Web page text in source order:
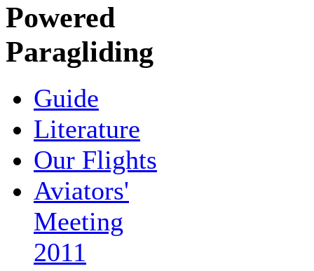
Powered
Paragliding
Guide
Literature
Our Flights
Aviators'
Meeting
2011